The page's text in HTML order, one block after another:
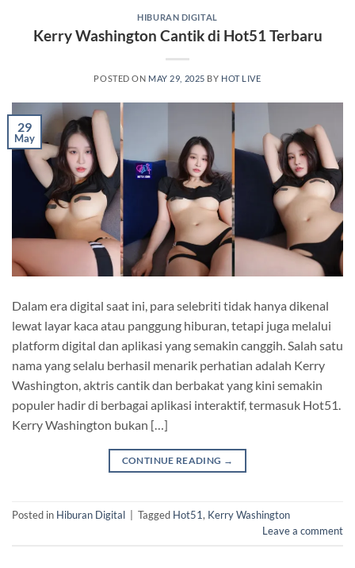
HIBURAN DIGITAL
Kerry Washington Cantik di Hot51 Terbaru
POSTED ON MAY 29, 2025 BY HOT LIVE
29
May
Dalam era digital saat ini, para selebriti tidak hanya dikenal
lewat layar kaca atau panggung hiburan, tetapi juga melalui
platform digital dan aplikasi yang semakin canggih. Salah satu
nama yang selalu berhasil menarik perhatian adalah Kerry
Washington, aktris cantik dan berbakat yang kini semakin
populer hadir di berbagai aplikasi interaktif, termasuk Hot51.
Kerry Washington bukan […]
CONTINUE READING →
Posted in Hiburan Digital Tagged Hot51, Kerry Washington
Leave a comment